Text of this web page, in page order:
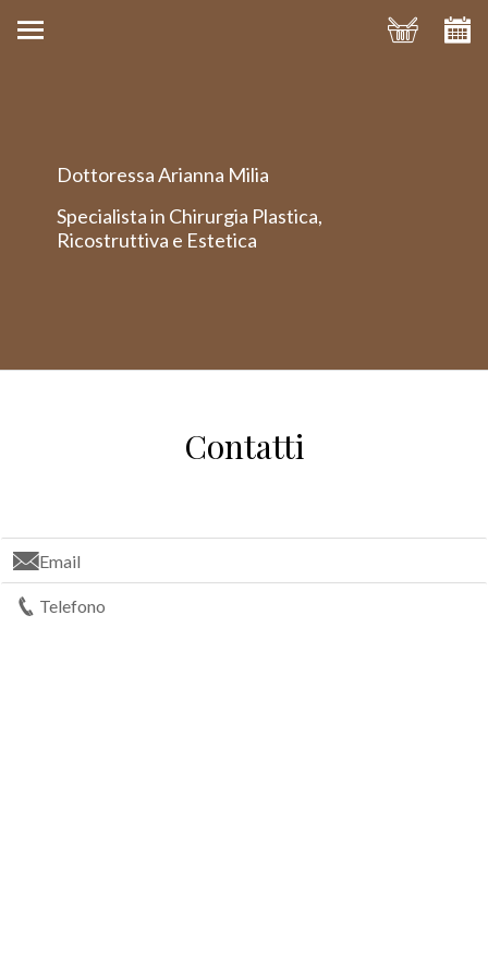
Dottoressa Arianna Milia
Specialista in Chirurgia Plastica,
Ricostruttiva e Estetica
Contatti
Email
Telefono